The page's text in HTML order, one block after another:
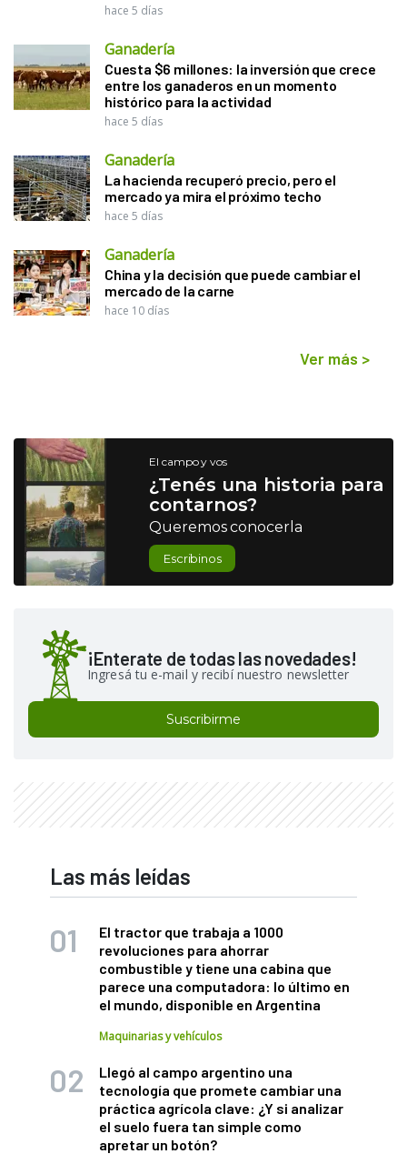
hace 5 días
Ganadería
Cuesta $6 millones: la inversión que crece
entre los ganaderos en un momento
histórico para la actividad
hace 5 días
Ganadería
La hacienda recuperó precio, pero el
mercado ya mira el próximo techo
hace 5 días
Ganadería
China y la decisión que puede cambiar el
mercado de la carne
hace 10 días
Ver más >
El campo y vos
¿Tenés una historia para
contarnos?
Queremos conocerla
Escribinos
¡Enterate de todas las novedades!
Ingresá tu e-mail y recibí nuestro newsletter
Suscribirme
Las más leídas
El tractor que trabaja a 1000
revoluciones para ahorrar
combustible y tiene una cabina que
parece una computadora: lo último en
el mundo, disponible en Argentina
Maquinarias y vehículos
Llegó al campo argentino una
tecnología que promete cambiar una
práctica agrícola clave: ¿Y si analizar
el suelo fuera tan simple como
apretar un botón?